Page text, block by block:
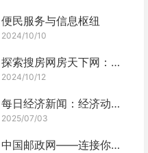
便民服务与信息枢纽
2024/10/10
探索搜房网房天下网：一站式房产服务新体验
2024/10/12
每日经济新闻：经济动态的及时播报
2025/07/03
中国邮政网——连接你我的桥梁